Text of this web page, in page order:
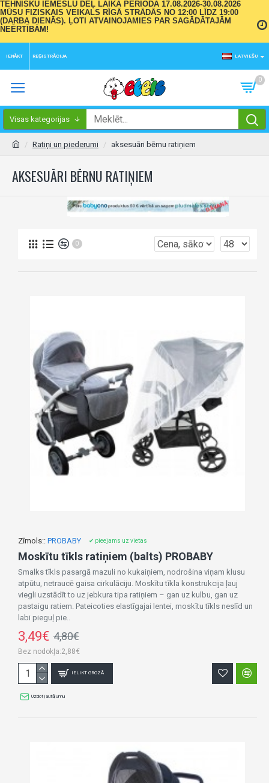
TEHNISKU IEMESLU DĒĻ LAIKA PERIODĀ 17.08.2026-30.08.2026
MŪSU FIZISKAIS VEIKALS RĪGĀ STRĀDĀS NO 12:00 LĪDZ 19:00
(DARBA DIENĀS). ĻOTI ATVAINOJAMIES PAR SAGĀDĀTAJĀM
NEĒRTĪBĀM!
IENĀKT REĢISTRĀCIJA LATVIEŠU
0
Visas kategorijas
Ratiņi un piederumi aksesuāri bērnu ratiņiem
AKSESUĀRI BĒRNU RATIŅIEM
0
Zīmols:: PROBABY ✔ pieejams uz vietas
Moskītu tīkls ratiņiem (balts) PROBABY
Smalks tīkls pasargā mazuli no kukaiņiem, nodrošina viņam klusu
atpūtu, netraucē gaisa cirkulāciju. Moskītu tīkla konstrukcija ļauj
viegli uzstādīt to uz jebkura tipa ratiņiem – gan uz kulbu, gan uz
pastaigu ratiem. Pateicoties elastīgajai lentei, moskītu tīkls neslīd un
labi pieguļ pie..
3,49€ 4,80€
Bez nodokļa:2,88€
IELIKT GROZĀ
Uzdot jautājumu